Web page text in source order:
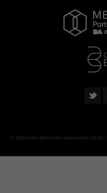
© Todos los derechos reservados 2018 -